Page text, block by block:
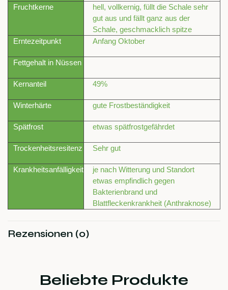
Fruchtkerne
hell, vollkernig, füllt die Schale sehr
gut aus und fällt ganz aus der
Schale, geschmacklich spitze
Erntezeitpunkt
Anfang Oktober
Fettgehalt in Nüssen
Kernanteil 49%
Winterhärte gute Frostbeständigkeit
Spätfrost etwas spätfrostgefährdet
Trockenheitsresitenz Sehr gut
Krankheitsanfälligkeit
je nach Witterung und Standort
etwas empfindlich gegen
Bakterienbrand und
Blattfleckenkrankheit (Anthraknose)
Rezensionen (0)
Beliebte Produkte